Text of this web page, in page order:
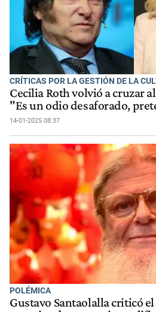
CRÍTICAS POR LA GESTIÓN DE LA
Cecilia Roth volvió a cruzar
"Es un odio desaforado,
14-01-2025 08:37
POLÉMICA
Gustavo Santaolalla criticó